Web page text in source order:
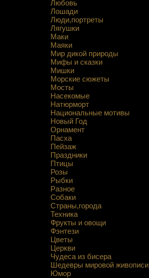
Любовь
Лошади
Люди,портреты
Лягушки
Маки
Маяки
Мир дикой природы
Мифы и сказки
Мишки
Морские сюжеты
Мосты
Насекомые
Натюрморт
Национальные мотивы
Новый Год
Орнамент
Пасха
Пейзаж
Праздники
Птицы
Розы
Рыбки
Разное
Собаки
Страны,города
Техника
Фрукты и овощи
Фэнтези
Цветы
Церкви
Чудеса из бисера
Шедевры мировой живописи
Юмор